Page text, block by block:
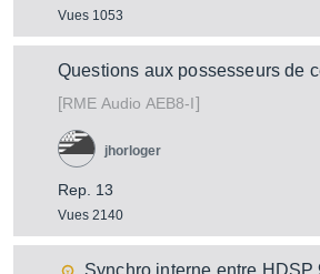
Vues 1053
Questions aux possesseurs de
[RME Audio AEB8-I]
Rep. 13
Vues 2140
jhorloger
Synchro interne entre HDSP